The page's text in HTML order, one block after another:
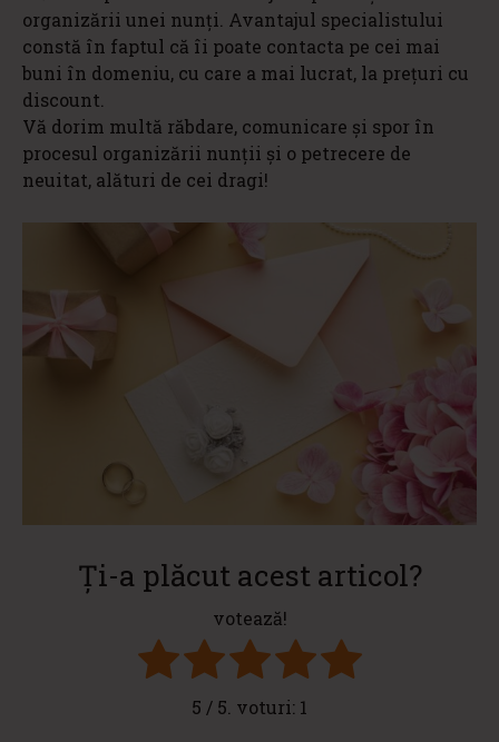
organizării unei nunți. Avantajul specialistului
constă în faptul că îi poate contacta pe cei mai
buni în domeniu, cu care a mai lucrat, la prețuri cu
discount.
Vă dorim multă răbdare, comunicare și spor în
procesul organizării nunții și o petrecere de
neuitat, alături de cei dragi!
Ți-a plăcut acest articol?
votează!
5 / 5. voturi: 1